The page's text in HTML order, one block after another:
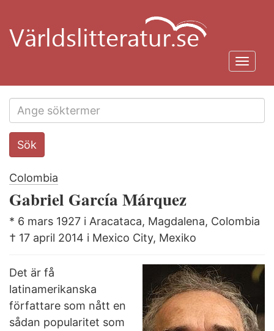
huvudinnehåll
Search
this
Sök
Colombia
Gabriel García Márquez
* 6 mars 1927 i Aracataca, Magdalena, Colombia
† 17 april 2014 i Mexico City, Mexiko
Det är få
latinamerikanska
författare som nått en
sådan popularitet som